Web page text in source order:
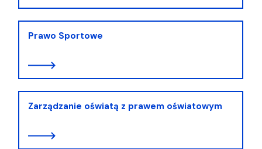
Prawo Sportowe
Zarządzanie oświatą z prawem oświatowym